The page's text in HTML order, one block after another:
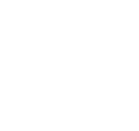
「･･
「お